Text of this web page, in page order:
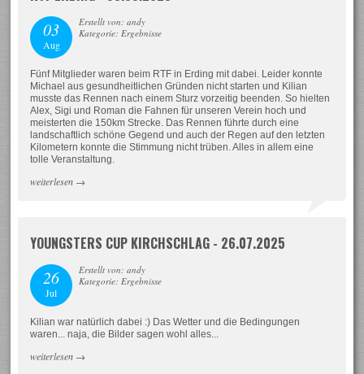
03
Aug
Erstellt von: andy
Kategorie: Ergebnisse
Fünf Mitglieder waren beim RTF in Erding mit dabei. Leider konnte
Michael aus gesundheitlichen Gründen nicht starten und Kilian
musste das Rennen nach einem Sturz vorzeitig beenden. So hielten
Alex, Sigi und Roman die Fahnen für unseren Verein hoch und
meisterten die 150km Strecke. Das Rennen führte durch eine
landschaftlich schöne Gegend und auch der Regen auf den letzten
Kilometern konnte die Stimmung nicht trüben. Alles in allem eine
tolle Veranstaltung.
weiterlesen →
YOUNGSTERS CUP KIRCHSCHLAG - 26.07.2025
26
Jul
Erstellt von: andy
Kategorie: Ergebnisse
Kilian war natürlich dabei :) Das Wetter und die Bedingungen
waren... naja, die Bilder sagen wohl alles...
weiterlesen →